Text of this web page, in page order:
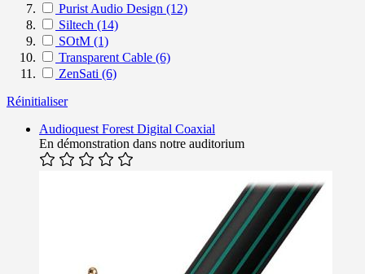
Purist Audio Design (12)
Siltech (14)
SOtM (1)
Transparent Cable (6)
ZenSati (6)
Réinitialiser
Audioquest Forest Digital Coaxial
En démonstration dans notre auditorium